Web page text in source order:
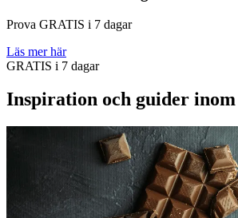
Prova GRATIS i 7 dagar
Läs mer här
GRATIS i 7 dagar
Inspiration och guider